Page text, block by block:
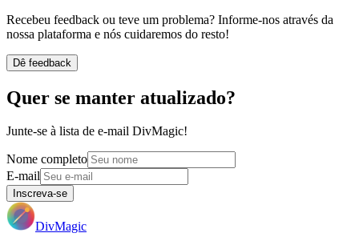
Recebeu feedback ou teve um problema? Informe-nos através da
nossa plataforma e nós cuidaremos do resto!
Dê feedback
Quer se manter atualizado?
Junte-se à lista de e-mail DivMagic!
Nome completo
E-mail
Inscreva-se
DivMagic